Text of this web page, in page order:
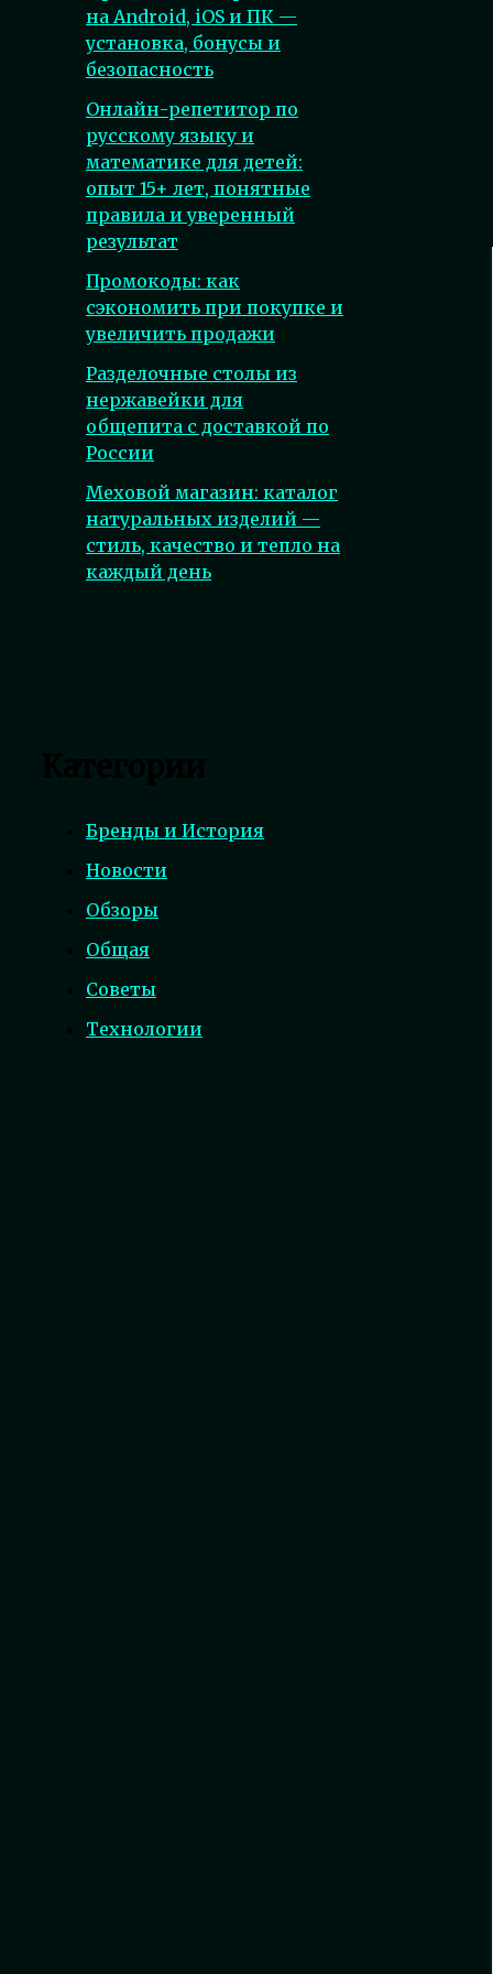
на Android, iOS и ПК —
установка, бонусы и
безопасность
Онлайн-репетитор по
русскому языку и
математике для детей:
опыт 15+ лет, понятные
правила и уверенный
результат
Промокоды: как
сэкономить при покупке и
увеличить продажи
Разделочные столы из
нержавейки для
общепита с доставкой по
России
Меховой магазин: каталог
натуральных изделий —
стиль, качество и тепло на
каждый день
Бренды и История
Новости
Обзоры
Общая
Советы
Технологии